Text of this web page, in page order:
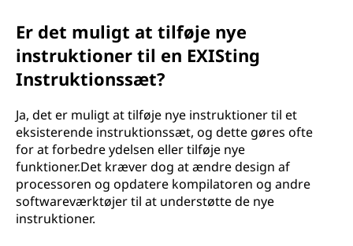
Er det muligt at tilføje nye
instruktioner til en EXISting
Instruktionssæt?
Ja, det er muligt at tilføje nye instruktioner til et
eksisterende instruktionssæt, og dette gøres ofte
for at forbedre ydelsen eller tilføje nye
funktioner.Det kræver dog at ændre design af
processoren og opdatere kompilatoren og andre
softwareværktøjer til at understøtte de nye
instruktioner.